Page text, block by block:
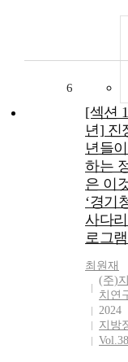
6
[섹션
년] 진
년들
하는
은 이
‘경기
사다
로그램
최원재
(주)
치연
2024
지방